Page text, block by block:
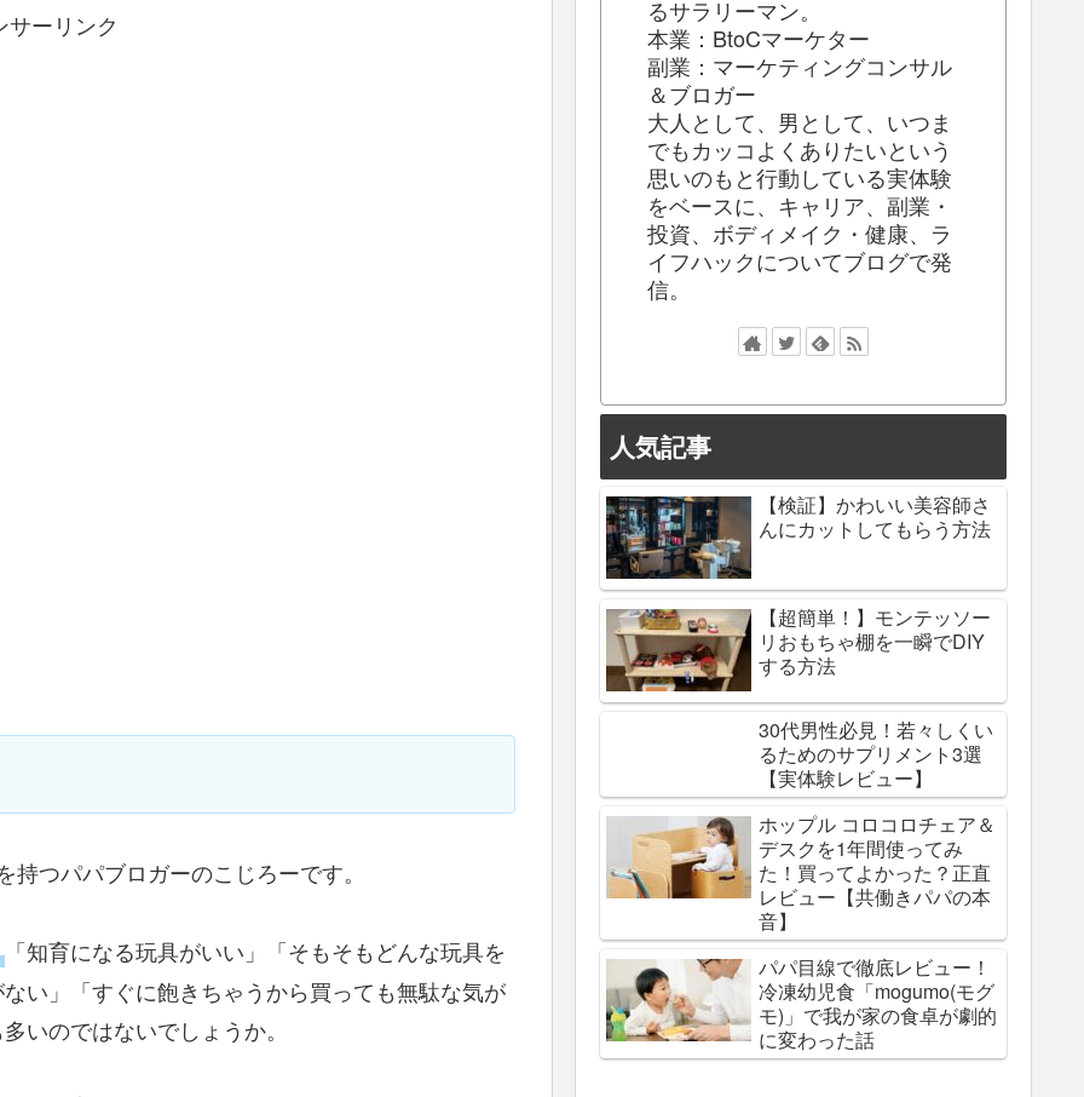
サーリンク
つパパブロガーのこじろーです。
「知育になる玩具がいい」「そもそもどんな玩具を
い」「すぐに飽きちゃうから買っても無駄な気が
いのではないでしょうか。
るサラリーマン。
本業：BtoCマーケター
副業：マーケティングコンサル
＆ブロガー
大人として、男として、いつま
でもカッコよくありたいという
思いのもと行動している実体験
をベースに、キャリア、副業・
投資、ボディメイク・健康、ラ
イフハックについてブログで発
信。
人気記事
【検証】かわいい美容師さ
んにカットしてもらう方法
【超簡単！】モンテッソー
リおもちゃ棚を一瞬でDIY
する方法
30代男性必見！若々しくい
るためのサプリメント3選
【実体験レビュー】
ホップル コロコロチェア＆
デスクを1年間使ってみ
た！買ってよかった？正直
レビュー【共働きパパの本
音】
パパ目線で徹底レビュー！
冷凍幼児食「mogumo(モグ
モ)」で我が家の食卓が劇的
に変わった話